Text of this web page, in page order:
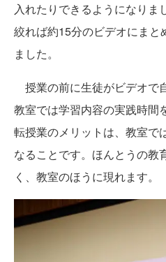
入れたりできるようになりま
絞れば約15分のビデオにまと
ました。
授業の前に生徒がビデオで
教室では学習内容の実践時間
転授業のメリットは、教室で
なることです。ほんとうの教
く、教室のほうに現れます。